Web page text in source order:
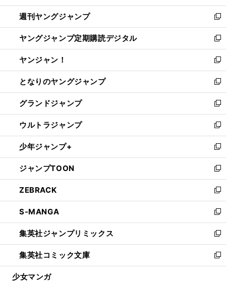
開
く
ウ
で
開
く
ン
ド
ウ
で
開
く
ウ
ィ
ン
ド
ウ
で
開
く
週刊ヤングジャンプ
新
し
い
ウ
ィ
ン
ド
ウ
で
開
く
ヤングジャンプ定期購読デジタル
新
し
い
ウ
ィ
ン
ド
ウ
で
開
く
ヤンジャン！
新
し
い
ウ
ィ
ン
ド
ウ
で
開
く
となりのヤングジャンプ
新
し
い
ウ
ィ
ン
ド
ウ
で
開
く
グランドジャンプ
新
し
い
ウ
ィ
ン
ド
ウ
で
開
く
ウルトラジャンプ
新
し
い
ウ
ィ
ン
ド
ウ
で
開
く
少年ジャンプ+
新
し
い
ウ
ィ
ン
ド
ウ
で
開
く
ジャンプTOON
新
し
い
ウ
ィ
ン
ド
ウ
で
開
ZEBRACK
新
し
い
ウ
ィ
ン
ド
ウ
S-MANGA
新
し
い
ウ
ィ
ン
集英社ジャンプリミックス
新
し
い
ウ
集英社コミック文庫
新
し
少女マンガ